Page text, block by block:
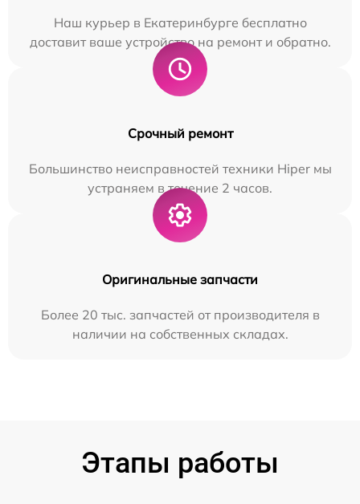
Наш курьер в Екатеринбурге бесплатно
доставит ваше устройство на ремонт и обратно.
Срочный ремонт
Большинство неисправностей техники Hiper мы
устраняем в течение 2 часов.
Оригинальные запчасти
Более 20 тыс. запчастей от производителя в
наличии на собственных складах.
Этапы работы